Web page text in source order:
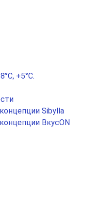
+5°С.
Sibylla
ВкусON